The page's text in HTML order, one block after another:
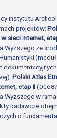
Instytutu
projektów:
sieci Internet,
ze
Polski Atlas
etap II
w
badawcze
o